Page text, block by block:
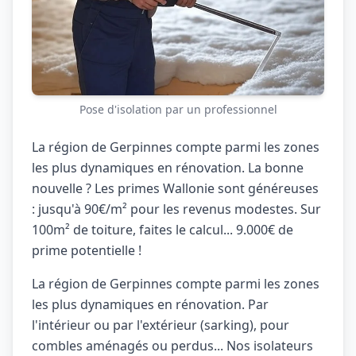
Pose d'isolation par un professionnel
La région de Gerpinnes compte parmi les zones
les plus dynamiques en rénovation. La bonne
nouvelle ? Les primes Wallonie sont généreuses
: jusqu'à 90€/m² pour les revenus modestes. Sur
100m² de toiture, faites le calcul... 9.000€ de
prime potentielle !
La région de Gerpinnes compte parmi les zones
les plus dynamiques en rénovation. Par
l'intérieur ou par l'extérieur (sarking), pour
combles aménagés ou perdus... Nos isolateurs